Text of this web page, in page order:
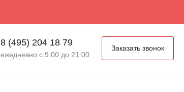
8 (495) 204 18 79
ежедневно с 9:00 до 21:00
Заказать звонок